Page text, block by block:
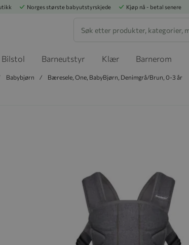
Norges største babyutstyrskjede Kjøp nå - betal senere
Bilstol Barneutstyr Klær Barnerom
Babybjørn Bæresele, One, BabyBjørn, Denimgrå/Brun, 0-3 år